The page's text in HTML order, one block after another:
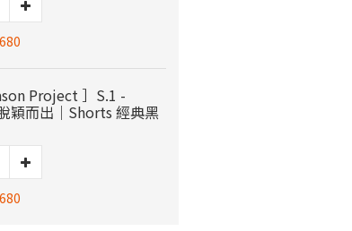
Project ］S.1 -
穎而出｜Shorts 經典黑